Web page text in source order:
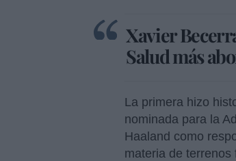
Xavier
Salud más
La primera hizo
nominada para la
Haaland como
materia de